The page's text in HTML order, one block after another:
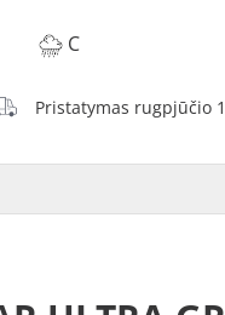
C
Pristatymas rugpjūčio